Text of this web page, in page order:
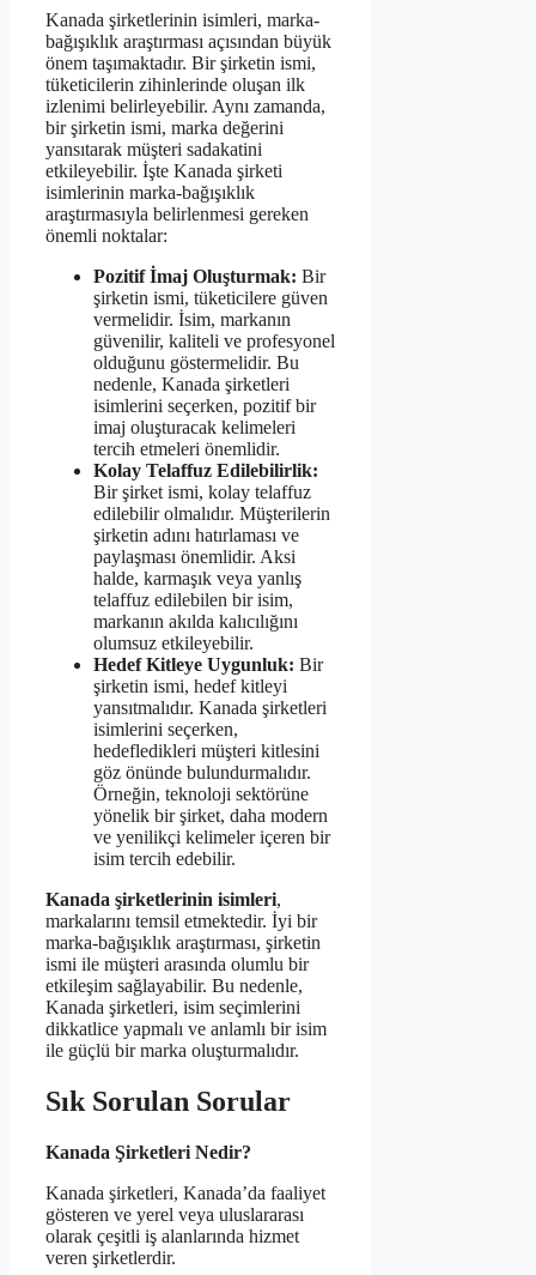
Kanada şirketlerinin isimleri, marka-
bağışıklık araştırması açısından büyük
önem taşımaktadır. Bir şirketin ismi,
tüketicilerin zihinlerinde oluşan ilk
izlenimi belirleyebilir. Aynı zamanda,
bir şirketin ismi, marka değerini
yansıtarak müşteri sadakatini
etkileyebilir. İşte Kanada şirketi
isimlerinin marka-bağışıklık
araştırmasıyla belirlenmesi gereken
önemli noktalar:
Pozitif İmaj Oluşturmak: Bir
şirketin ismi, tüketicilere güven
vermelidir. İsim, markanın
güvenilir, kaliteli ve profesyonel
olduğunu göstermelidir. Bu
nedenle, Kanada şirketleri
isimlerini seçerken, pozitif bir
imaj oluşturacak kelimeleri
tercih etmeleri önemlidir.
Kolay Telaffuz Edilebilirlik:
Bir şirket ismi, kolay telaffuz
edilebilir olmalıdır. Müşterilerin
şirketin adını hatırlaması ve
paylaşması önemlidir. Aksi
halde, karmaşık veya yanlış
telaffuz edilebilen bir isim,
markanın akılda kalıcılığını
olumsuz etkileyebilir.
Hedef Kitleye Uygunluk: Bir
şirketin ismi, hedef kitleyi
yansıtmalıdır. Kanada şirketleri
isimlerini seçerken,
hedefledikleri müşteri kitlesini
göz önünde bulundurmalıdır.
Örneğin, teknoloji sektörüne
yönelik bir şirket, daha modern
ve yenilikçi kelimeler içeren bir
isim tercih edebilir.
Kanada şirketlerinin isimleri,
markalarını temsil etmektedir. İyi bir
marka-bağışıklık araştırması, şirketin
ismi ile müşteri arasında olumlu bir
etkileşim sağlayabilir. Bu nedenle,
Kanada şirketleri, isim seçimlerini
dikkatlice yapmalı ve anlamlı bir isim
ile güçlü bir marka oluşturmalıdır.
Sık Sorulan Sorular
Kanada Şirketleri Nedir?
Kanada şirketleri, Kanada’da faaliyet
gösteren ve yerel veya uluslararası
olarak çeşitli iş alanlarında hizmet
veren şirketlerdir.